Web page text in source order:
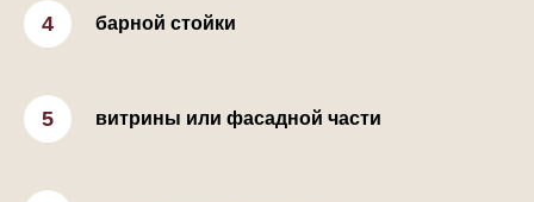
барной стойки
витрины или фасадной части